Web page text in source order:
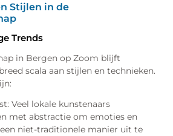
Stijlen in de
Trends
in Bergen op Zoom blijft
scala aan stijlen en technieken.
Veel lokale kunstenaars
met abstractie om emoties en
niet-traditionele manier uit te